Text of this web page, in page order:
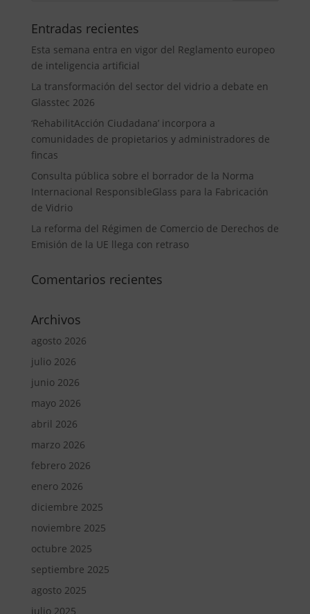
Entradas recientes
Esta semana entra en vigor del Reglamento europeo
de inteligencia artificial
La transformación del sector del vidrio a debate en
Glasstec 2026
‘RehabilitAcción Ciudadana’ incorpora a
comunidades de propietarios y administradores de
fincas
Consulta pública sobre el borrador de la Norma
Internacional ResponsibleGlass para la Fabricación
de Vidrio
La reforma del Régimen de Comercio de Derechos de
Emisión de la UE llega con retraso
Comentarios recientes
Archivos
agosto 2026
julio 2026
junio 2026
mayo 2026
abril 2026
marzo 2026
febrero 2026
enero 2026
diciembre 2025
noviembre 2025
octubre 2025
septiembre 2025
agosto 2025
julio 2025